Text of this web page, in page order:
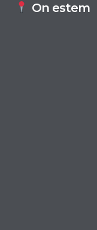
On estem